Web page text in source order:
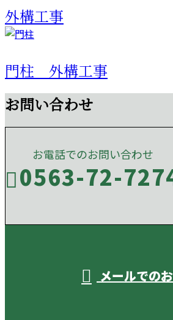
外構工事
門柱 外構工事
お問い合わせ
お電話でのお問い合わせ
0563-72-
メールでの